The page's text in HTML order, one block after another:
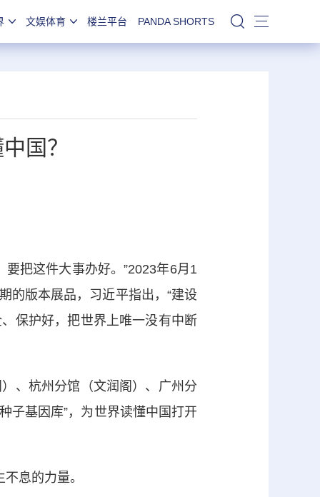
文娱体育 楼兰平台 PANDA SHORTS 站内搜索
国？
把这件大事办好。”2023年6月1
的版本展品，习近平指出，“建设
保护好，把世界上唯一没有中断
、杭州分馆（文润阁）、广州分
子基因库”，为世界读懂中国打开
息的力量。